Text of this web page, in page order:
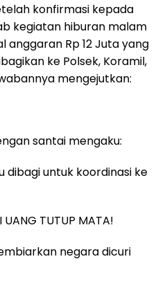
konfirmasi kepada
kegiatan hiburan malam
anggaran Rp 12 Juta yang
ke Polsek, Koramil,
mengejutkan:
santai mengaku:
dibagi untuk koordinasi ke
UANG TUTUP MATA!
negara dicuri